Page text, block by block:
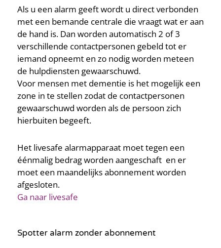
Als u een alarm geeft wordt u direct verbonden
met een bemande centrale die vraagt wat er aan
de hand is. Dan worden automatisch 2 of 3
verschillende contactpersonen gebeld tot er
iemand opneemt en zo nodig worden meteen
de hulpdiensten gewaarschuwd.
Voor mensen met dementie is het mogelijk een
zone in te stellen zodat de contactpersonen
gewaarschuwd worden als de persoon zich
hierbuiten begeeft.
Het livesafe alarmapparaat moet tegen een
éénmalig bedrag worden aangeschaft en er
moet een maandelijks abonnement worden
afgesloten.
Ga naar livesafe
Spotter alarm zonder abonnement